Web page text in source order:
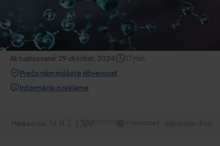
Aktualizované:29 október, 2024 17 min
Prečo nám môžete dôverovať
Informácie o reklame
Médiá o nás: